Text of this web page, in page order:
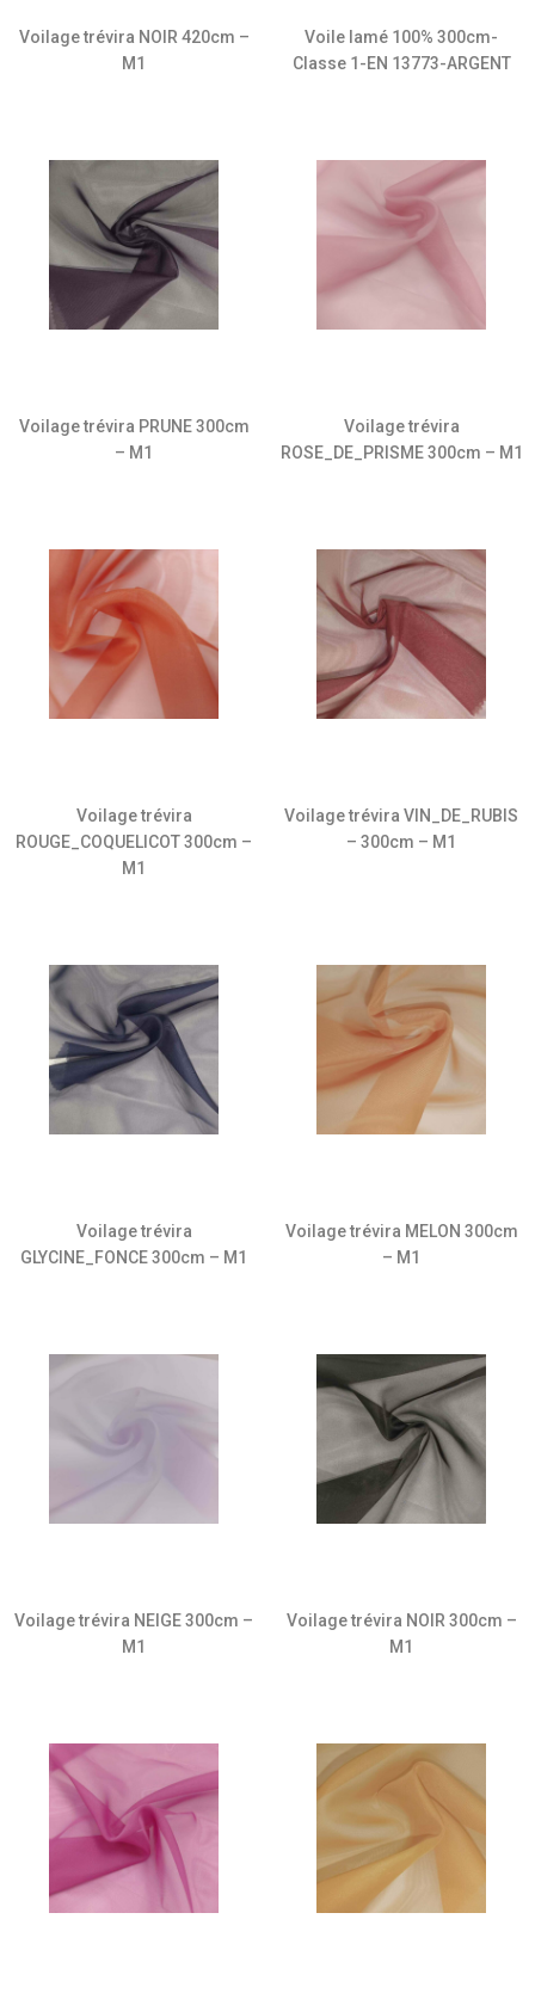
Voilage trévira NOIR 420cm –
M1
Voile lamé 100% 300cm-
Classe 1-EN 13773-ARGENT
Voilage trévira PRUNE 300cm
– M1
Voilage trévira
ROSE_DE_PRISME 300cm – M1
Voilage trévira
ROUGE_COQUELICOT 300cm –
M1
Voilage trévira VIN_DE_RUBIS
– 300cm – M1
Voilage trévira
GLYCINE_FONCE 300cm – M1
Voilage trévira MELON 300cm
– M1
Voilage trévira NEIGE 300cm –
M1
Voilage trévira NOIR 300cm –
M1